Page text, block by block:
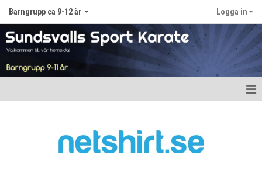
Barngrupp ca 9-12 år Logga in